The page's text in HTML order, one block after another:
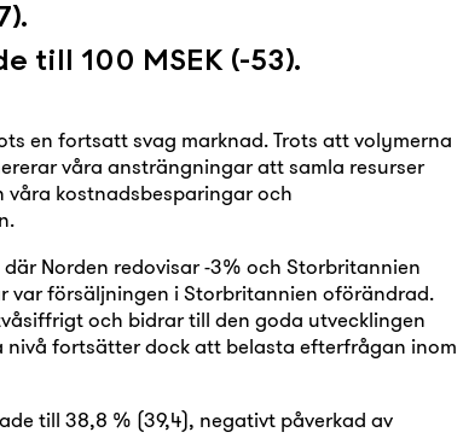
till 100 MSEK (-53).
en fortsatt svag marknad. Trots att volymerna
våra ansträngningar att samla resurser
kostnadsbesparingar och
Norden redovisar -3% och Storbritannien
var försäljningen i Storbritannien oförändrad.
och bidrar till den goda utvecklingen
fortsätter dock att belasta efterfrågan inom
till 38,8 % (39,4), negativt påverkad av